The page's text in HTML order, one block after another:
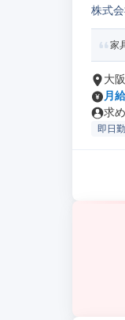
株式
家
大
月
求
即日